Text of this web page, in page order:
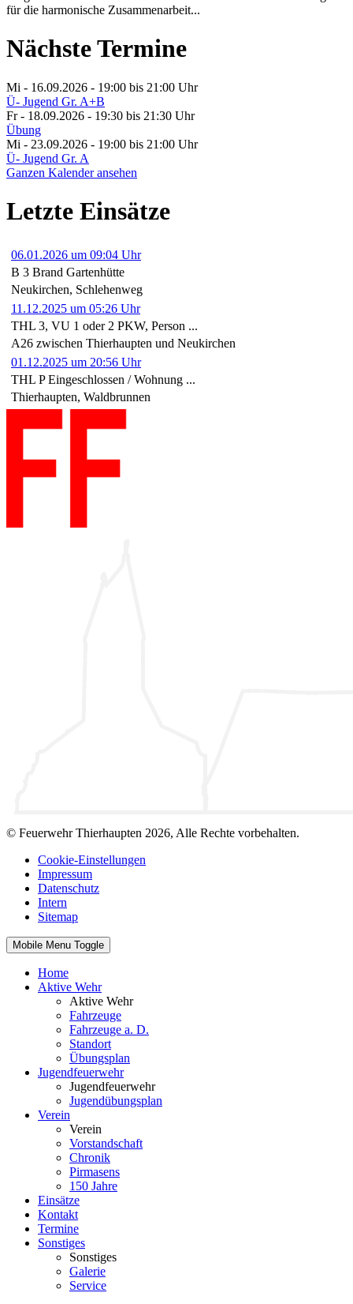
für die harmonische Zusammenarbeit...
Nächste Termine
Mi - 16.09.2026 - 19:00 bis 21:00 Uhr
Ü- Jugend Gr. A+B
Fr - 18.09.2026 - 19:30 bis 21:30 Uhr
Übung
Mi - 23.09.2026 - 19:00 bis 21:00 Uhr
Ü- Jugend Gr. A
Ganzen Kalender ansehen
Letzte Einsätze
06.01.2026 um 09:04 Uhr
B 3 Brand Gartenhütte
Neukirchen, Schlehenweg
11.12.2025 um 05:26 Uhr
THL 3, VU 1 oder 2 PKW, Person ...
A26 zwischen Thierhaupten und Neukirchen
01.12.2025 um 20:56 Uhr
THL P Eingeschlossen / Wohnung ...
Thierhaupten, Waldbrunnen
© Feuerwehr Thierhaupten 2026, Alle Rechte vorbehalten.
Cookie-Einstellungen
Impressum
Datenschutz
Intern
Sitemap
Mobile Menu Toggle
Home
Aktive Wehr
Aktive Wehr
Fahrzeuge
Fahrzeuge a. D.
Standort
Übungsplan
Jugendfeuerwehr
Jugendfeuerwehr
Jugendübungsplan
Verein
Verein
Vorstandschaft
Chronik
Pirmasens
150 Jahre
Einsätze
Kontakt
Termine
Sonstiges
Sonstiges
Galerie
Service